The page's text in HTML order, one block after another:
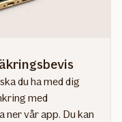
du ha med dig
med
ner vår app. Du kan